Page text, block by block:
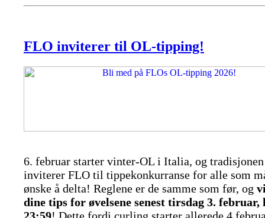
FLO inviterer til OL-tipping!
6. februar starter vinter-OL i Italia, og
inviterer FLO til tippekonkurranse for alle som
ønske å delta! Reglene er de samme som før, og
dine tips for øvelsene senest tirsdag 3. februar,